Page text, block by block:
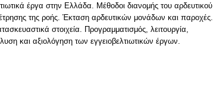
έργα στην Ελλάδα. Μέθοδοι διανομής του αρδευτικού
της ροής. Έκταση αρδευτικών μονάδων και παροχές.
στοιχεία. Προγραμματισμός, λειτουργία,
και αξιολόγηση των εγγειοβελτιωτικών έργων.